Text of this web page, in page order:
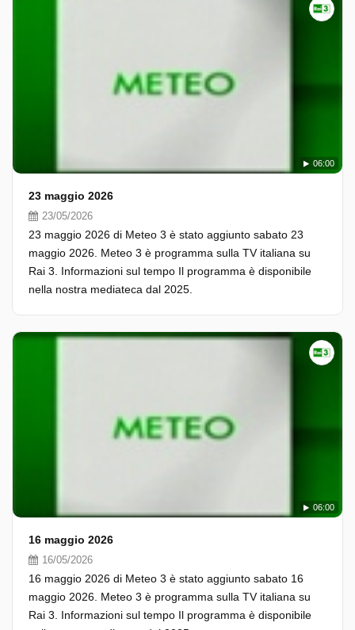
06:00
23 maggio 2026
23/05/2026
23 maggio 2026 di Meteo 3 è stato aggiunto sabato 23
maggio 2026. Meteo 3 è programma sulla TV italiana su
Rai 3. Informazioni sul tempo Il programma è disponibile
nella nostra mediateca dal 2025.
06:00
16 maggio 2026
16/05/2026
16 maggio 2026 di Meteo 3 è stato aggiunto sabato 16
maggio 2026. Meteo 3 è programma sulla TV italiana su
Rai 3. Informazioni sul tempo Il programma è disponibile